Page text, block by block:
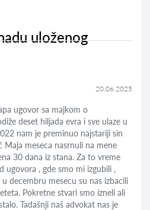
uloženog
20.06.2025
ugovor sa majkom o
deset hiljada evra i sve ulaze u
nam je preminuo najstariji sin
Maja meseca nasrnuli na mene
30 dana iz stana. Za to vreme
ugovora , gde smo mi izgubili ,
decembru mesecu su nas izbacili
Pokretne stvari smo izneli ali
Tadašnji naš advokat nas je